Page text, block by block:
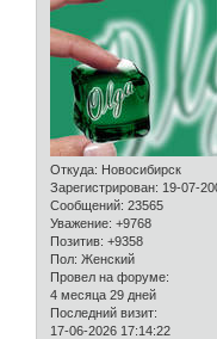
Откуда: Новосибирск
Зарегистрирован: 19-07-
Сообщений: 23565
Уважение: +9768
Позитив: +9358
Пол: Женский
Провел на форуме:
4 месяца 29 дней
Последний визит:
17-06-2026 17:14:22